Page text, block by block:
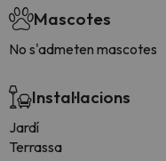
Mascotes
No s'admeten mascotes
Instal·lacions
Jardí
Terrassa